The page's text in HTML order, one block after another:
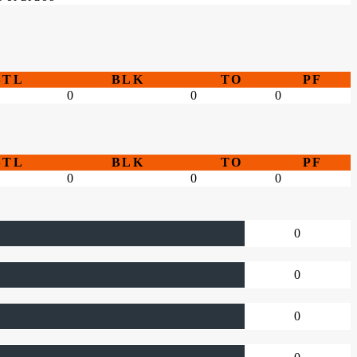
BLK TO
PF
0 0 0
BLK TO
PF
0 0 0
0
0
0